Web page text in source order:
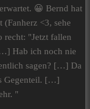
😀 Bernd hat
(Fanherz <3, sehe
recht: "Jetzt fallen
Hab ich noch nie
sagen? […] Da
Gegenteil. […]
"